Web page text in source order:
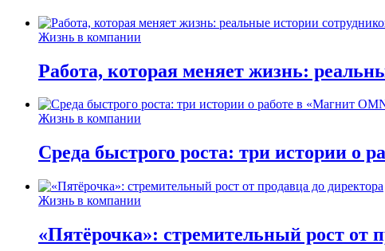
Жизнь в компании
Работа, которая меняет жизнь:
Жизнь в компании
Среда быстрого роста: три истории о
Жизнь в компании
«Пятёрочка»: стремительный рост от